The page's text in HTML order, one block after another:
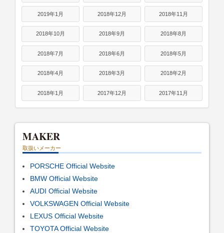
2019年1月 2018年12月 2018年11月
2018年10月 2018年9月 2018年8月
2018年7月 2018年6月 2018年5月
2018年4月 2018年3月 2018年2月
2018年1月 2017年12月 2017年11月
MAKER
取扱いメーカー
PORSCHE Official Website
BMW Official Website
AUDI Official Website
VOLKSWAGEN Official Website
LEXUS Official Website
TOYOTA Official Website